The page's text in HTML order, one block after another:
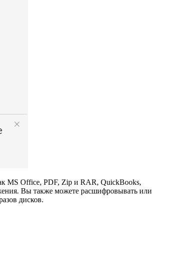
MS Office, PDF, Zip и RAR, QuickBooks,
Вы также можете расшифровывать или
дисков.